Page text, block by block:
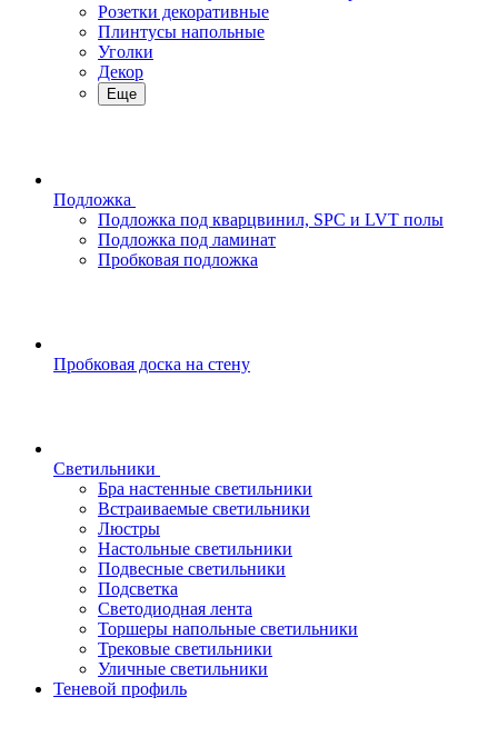
Розетки декоративные
Плинтусы напольные
Уголки
Декор
Еще
Подложка
Подложка под кварцвинил, SPC и LVT полы
Подложка под ламинат
Пробковая подложка
Пробковая доска на стену
Светильники
Бра настенные светильники
Встраиваемые светильники
Люстры
Настольные светильники
Подвесные светильники
Подсветка
Светодиодная лента
Торшеры напольные светильники
Трековые светильники
Уличные светильники
Теневой профиль